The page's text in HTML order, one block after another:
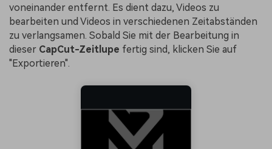
voneinander entfernt. Es dient dazu, Videos zu
bearbeiten und Videos in verschiedenen Zeitabständen
zu verlangsamen. Sobald Sie mit der Bearbeitung in
dieser CapCut-Zeitlupe fertig sind, klicken Sie auf
"Exportieren".